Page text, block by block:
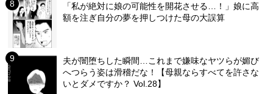
「私が絶対に娘の可能性を開花させる…！」娘に高
額を注ぎ自分の夢を押しつけた母の大誤算
夫が闇堕ちした瞬間…これまで嫌味なヤツらが媚び
へつらう姿は滑稽だな！【母親ならすべてを許さな
いとダメですか？ Vol.28】